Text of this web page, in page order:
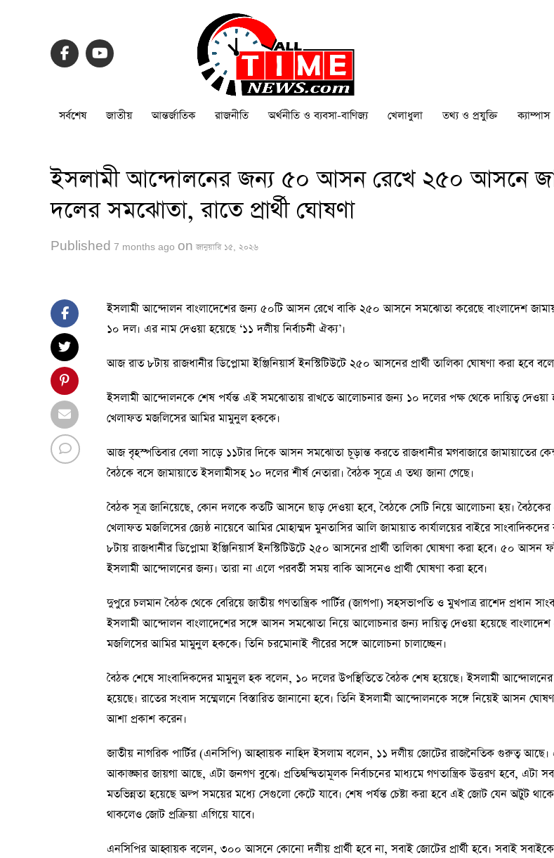
সর্বশেষ জাতীয় আন্তর্জাতিক রাজনীতি অর্থনীতি ও ব্যবসা-বাণিজ্য খেলাধুলা তথ্য ও প্রযুক্তি ক্যাম্পাস
ইসলামী আন্দোলনের জন্য ৫০ আসন রেখে ২৫০ আসনে
দলের সমঝোতা, রাতে প্রার্থী ঘোষণা
Published 7 months ago on জানুয়ারি ১৫, ২০২৬
ইসলামী আন্দোলন বাংলাদেশের জন্য ৫০টি আসন রেখে বাকি ২৫০ আসনে সমঝোতা করেছে বাংলাদেশ
১০ দল। এর নাম দেওয়া হয়েছে ‘১১ দলীয় নির্বাচনী ঐক‍্য’।
আজ রাত ৮টায় রাজধানীর ডিপ্লোমা ইঞ্জিনিয়ার্স ইনস্টিটিউটে ২৫০ আসনের প্রার্থী তালিকা ঘোষণা করা হবে
ইসলামী আন্দোলনকে শেষ পর্যন্ত এই সমঝোতায় রাখতে আলোচনার জন্য ১০ দলের পক্ষ থেকে দায়িত্ব দেওয়া
খেলাফত মজলিসের আমির মামুনুল হককে।
আজ বৃহস্পতিবার বেলা সাড়ে ১১টার দিকে আসন সমঝোতা চূড়ান্ত করতে রাজধানীর মগবাজারে জামায়াতের
বৈঠকে বসে জামায়াতে ইসলামীসহ ১০ দলের শীর্ষ নেতারা। বৈঠক সূত্রে এ তথ্য জানা গেছে।
বৈঠক সূত্র জানিয়েছে, কোন দলকে কতটি আসনে ছাড় দেওয়া হবে, বৈঠকে সেটি নিয়ে আলোচনা হয়। বৈঠকের
খেলাফত মজলিসের জ্যেষ্ঠ নায়েবে আমির মোহাম্মদ মুনতাসির আলি জামায়াত কার্যালয়ের বাইরে
৮টায় রাজধানীর ডিপ্লোমা ইঞ্জিনিয়ার্স ইনস্টিটিউটে ২৫০ আসনের প্রার্থী তালিকা ঘোষণা করা হবে। ৫০ আসন
ইসলামী আন্দোলনের জন্য। তারা না এলে পরবর্তী সময় বাকি আসনেও প্রার্থী ঘোষণা করা হবে।
দুপুরে চলমান বৈঠক থেকে বেরিয়ে জাতীয় গণতান্ত্রিক পার্টির (জাগপা) সহসভাপতি ও মুখপাত্র রাশেদ প্রধান
ইসলামী আন্দোলন বাংলাদেশের সঙ্গে আসন সমঝোতা নিয়ে আলোচনার জন্য দায়িত্ব দেওয়া হয়েছে
মজলিসের আমির মামুনুল হককে। তিনি চরমোনাই পীরের সঙ্গে আলোচনা চালাচ্ছেন।
বৈঠক শেষে সাংবাদিকদের মামুনুল হক বলেন, ১০ দলের উপস্থিতিতে বৈঠক শেষ হয়েছে। ইসলামী
হয়েছে। রাতের সংবাদ সম্মেলনে বিস্তারিত জানানো হবে। তিনি ইসলামী আন্দোলনকে সঙ্গে নিয়েই আসন
আশা প্রকাশ করেন।
জাতীয় নাগরিক পার্টির (এনসিপি) আহ্বায়ক নাহিদ ইসলাম বলেন, ১১ দলীয় জোটের রাজনৈতিক গুরুত্ব
আকাঙ্ক্ষার জায়গা আছে, এটা জনগণ বুঝে। প্রতিদ্বন্দ্বিতামূলক নির্বাচনের মাধ্যমে গণতান্ত্রিক উত্তরণ হবে, এটা
মতভিন্নতা হয়েছে অল্প সময়ের মধ্যে সেগুলো কেটে যাবে। শেষ পর্যন্ত চেষ্টা করা হবে এই জোট যেন অটুট
থাকলেও জোট প্রক্রিয়া এগিয়ে যাবে।
এনসিপির আহ্বায়ক বলেন, ৩০০ আসনে কোনো দলীয় প্রার্থী হবে না, সবাই জোটের প্রার্থী হবে। সবাই